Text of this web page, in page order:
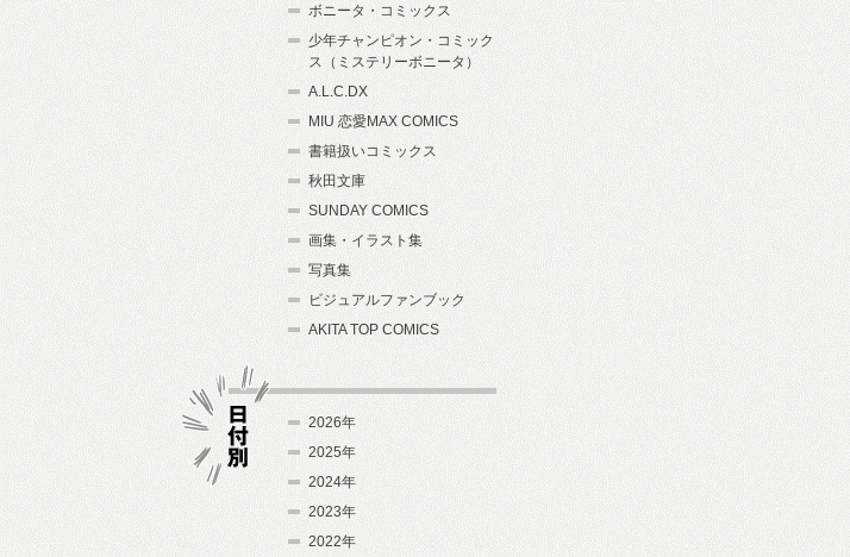
ボニータ・コミックス
少年チャンピオン・コミック
ス（ミステリーボニータ）
A.L.C.DX
MIU 恋愛MAX COMICS
書籍扱いコミックス
秋田文庫
SUNDAY COMICS
画集・イラスト集
写真集
ビジュアルファンブック
AKITA TOP COMICS
2026年
2025年
2024年
2023年
2022年